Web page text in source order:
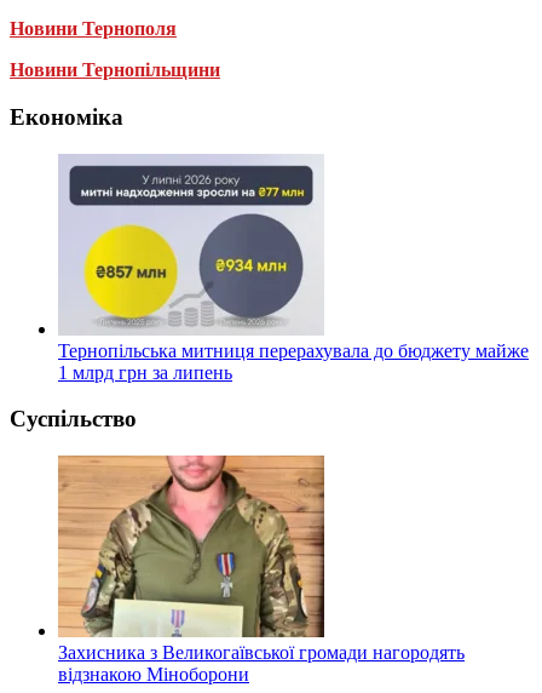
Новини Тернополя
Новини Тернопільщини
Економіка
Тернопільська митниця перерахувала до бюджету майже
1 млрд грн за липень
Суспільство
Захисника з Великогаївської громади нагородять
відзнакою Міноборони